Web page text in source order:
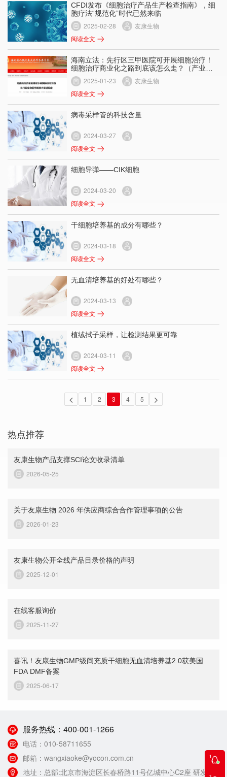
CFDI发布《细胞治疗产品生产检查指南》，细
胞疗法“规范化”时代已然来临
2025-02-28
友康生物
阅读全文
海南立法：先行区三甲医院可开展细胞治疗！
细胞治疗商业化之路到底该怎么走？（产业上
游视角独家解读）
2025-01-23
友康生物
阅读全文
病毒采样管的科技含量
2024-03-27
阅读全文
细胞导弹——CIK细胞
2024-03-20
阅读全文
干细胞培养基的成分有哪些？
2024-03-18
阅读全文
无血清培养基的好处有哪些？
2024-03-13
阅读全文
植绒拭子采样，让检测结果更可靠
2024-03-11
阅读全文
1 2 3 4 5
热点推荐
友康生物产品支撑SCI论文收录清单
2026-05-25
关于友康生物 2026 年供应商综合合作管理事项的公告
2026-01-23
友康生物公开全线产品目录价格的声明
2025-12-01
在线客服询价
2025-11-27
喜讯！友康生物GMP级间充质干细胞无血清培养基2.0获美国
FDA DMF备案
2025-06-17
服务热线： 400-001-1266
电话： 010-58711655
邮箱： wangxiaoke@yocon.com.cn
地址： 总部:北京市海淀区长春桥路11号亿城中心C2座 研发生